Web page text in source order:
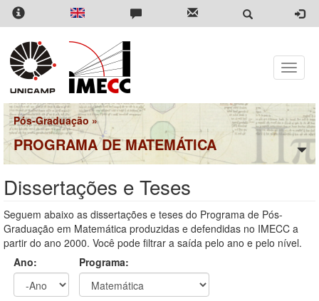
Pular
para
conteúdo
principal
Toggle
Pós-Graduação »
PROGRAMA DE MATEMÁTICA
Dissertações e Teses
Seguem abaixo as dissertações e teses do Programa de Pós-
Graduação em Matemática produzidas e defendidas no IMECC a
partir do ano 2000. Você pode filtrar a saída pelo ano e pelo nível.
Ano:
Programa: